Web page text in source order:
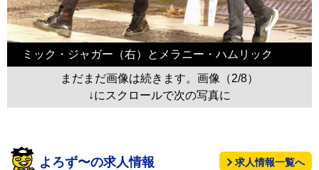
ミック・ジャガー（右）とメラニー・ハムリック
まだまだ画像は続きます。画像（2/8）
↓にスクロールで次の写真に
よろず〜の求人情報 求人情報一覧へ